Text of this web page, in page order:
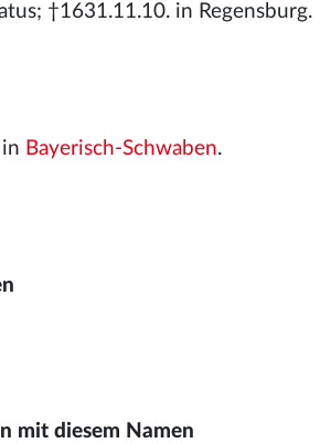
†1631.11.10. in Regensburg.
in Bayerisch-Schwaben.
mit diesem Namen